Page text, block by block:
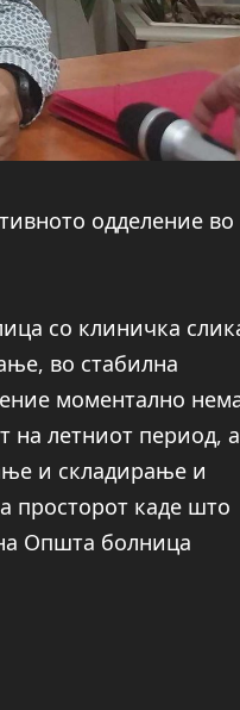
одделение во
со клиничка
во стабилна
моментално
на летниот период, а
и складирање и
просторот каде што
Општа болница